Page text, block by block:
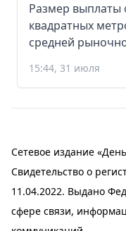
Размер выплаты
квадратных
средней
15:44, 31 июля
Сетевое издание
Свидетельство о
11.04.2022. Выдано
сфере связи,